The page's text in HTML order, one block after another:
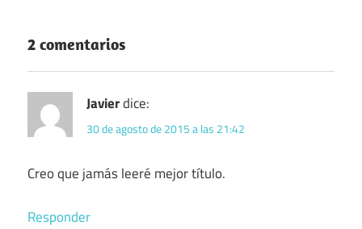
2 comentarios
Javierdice:
30 de agosto de 2015 a las 21:42
Creo que jamás leeré mejor título.
Responder